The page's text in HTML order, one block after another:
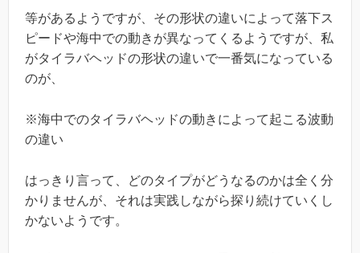
等があるようですが、その形状の違いによって落下ス
ピードや海中での動きが異なってくるようですが、私
がタイラバヘッドの形状の違いで一番気になっている
のが、
※海中でのタイラバヘッドの動きによって起こる波動
の違い
はっきり言って、どのタイプがどうなるのかは全く分
かりませんが、それは実践しながら探り続けていくし
かないようです。